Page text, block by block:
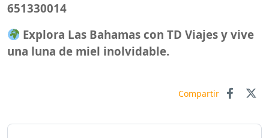
651330014
Explora Las Bahamas con TD Viajes y vive
una luna de miel inolvidable.
Compartir